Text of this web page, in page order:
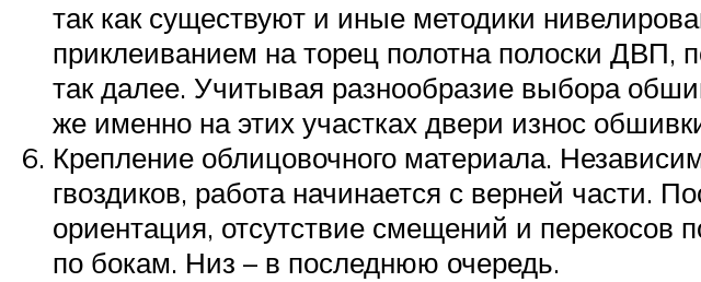
так как существуют и иные методики
приклеиванием на торец полотна полоски ДВП,
так далее. Учитывая разнообразие выбора
же именно на этих участках двери износ
Крепление облицовочного материала.
гвоздиков, работа начинается с верней части.
ориентация, отсутствие смещений и перекосов
по бокам. Низ – в последнюю очередь.